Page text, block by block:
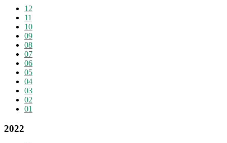
12
11
10
09
08
07
06
05
04
03
02
01
2022